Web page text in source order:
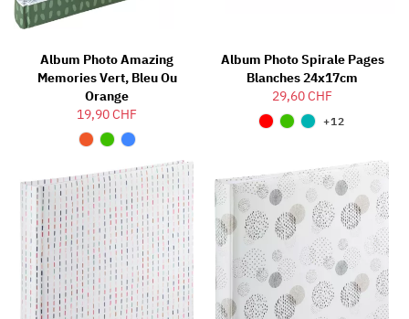
Album Photo Amazing
Memories Vert, Bleu Ou
Orange
19,90 CHF
Album Photo Spirale Pages
Blanches 24x17cm
29,60 CHF
+12